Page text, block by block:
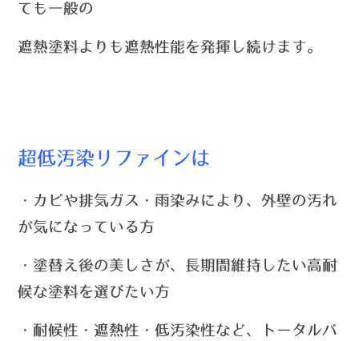
ても一般の
遮熱塗料よりも 遮熱性能を発揮し続けます。
超低汚染リファインは
・カビや排気ガス・雨染みにより、外壁の汚れ
が気になっている方
・塗替え後の美しさが、長期間維持したい高耐
候な塗料を選びたい方
・耐候性・遮熱性・低汚染性など、トータルバ